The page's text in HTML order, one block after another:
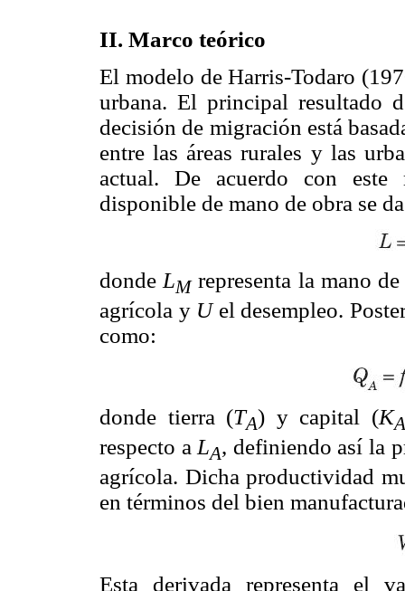
II. Marco teórico
El modelo de Harris-Todaro
urbana. El principal resultado
decisión de migración está
entre las áreas rurales y las
actual. De acuerdo con
disponible de mano de obra se
donde LMrepresenta la mano
agrícola y Uel desempleo.
como:
donde tierra (TA) y capital (KA
respecto a LA, definiendo así la
agrícola. Dicha productividad
en términos del bien
Esta derivada representa el